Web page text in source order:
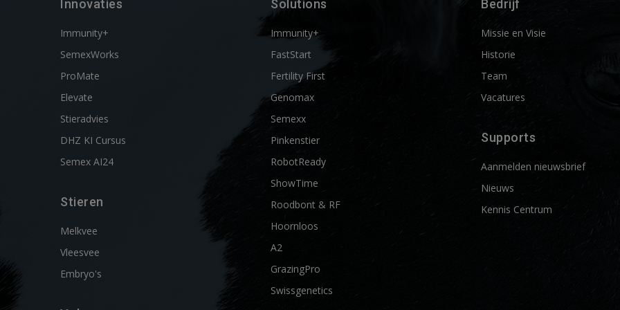
Innovaties
Immunity+
SemexWorks
ProMate
Elevate
Stieradvies
DHZ KI Cursus
Semex AI24
Stieren
Melkvee
Vleesvee
Embryo's
Solutions
Immunity+
FastStart
Fertility First
Genomax
Semexx
Pinkenstier
RobotReady
ShowTime
Roodbont & RF
Hoornloos
A2
GrazingPro
Swissgenetics
Bedrijf
Missie en Visie
Historie
Team
Vacatures
Supports
Aanmelden nieuwsbrief
Nieuws
Kennis Centrum